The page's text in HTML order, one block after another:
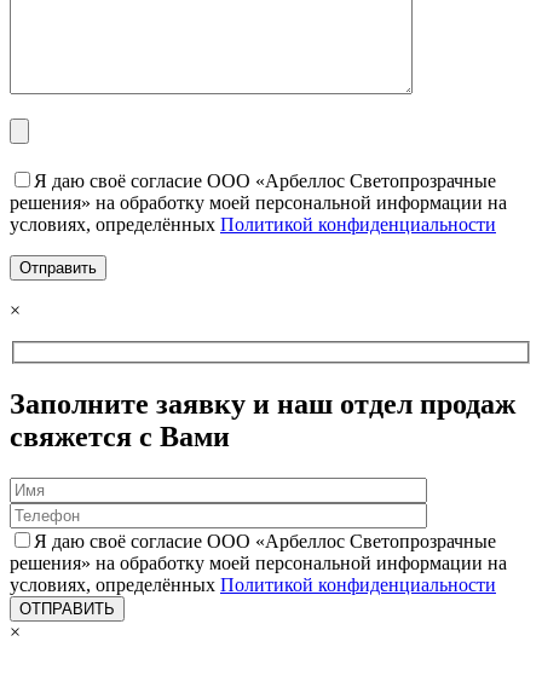
Я даю своё согласие ООО «Арбеллос Светопрозрачные
решения» на обработку моей персональной информации на
условиях, определённых Политикой конфиденциальности
×
Заполните заявку и наш отдел продаж
свяжется с Вами
Я даю своё согласие ООО «Арбеллос Светопрозрачные
решения» на обработку моей персональной информации на
условиях, определённых Политикой конфиденциальности
×